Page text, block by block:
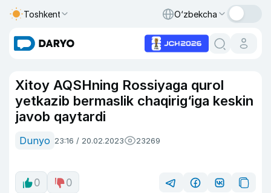
Toshkent O‘zbekcha
Xitoy AQSHning Rossiyaga qurol
yetkazib bermaslik chaqirig‘iga keskin
javob qaytardi
Dunyo 23:16 / 20.02.2023 23269
0 0